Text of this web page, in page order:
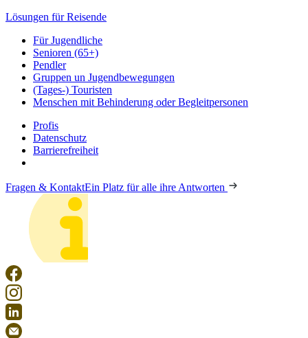
Lösungen für Reisende
Für Jugendliche
Senioren (65+)
Pendler
Gruppen un Jugendbewegungen
(Tages-) Touristen
Menschen mit Behinderung oder Begleitpersonen
Profis
Datenschutz
Barrierefreiheit
Fragen & KontaktEin Platz für alle ihre Antworten